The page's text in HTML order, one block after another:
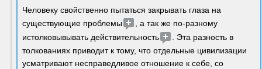
Человеку свойственно пытаться закрывать глаза на
существующие проблемы
, а так же по-разному
истолковывывать действительность
. Эта разность в
толкованиях приводит к тому, что отдельные цивилизации
усматривают несправедливое отношение к себе, со